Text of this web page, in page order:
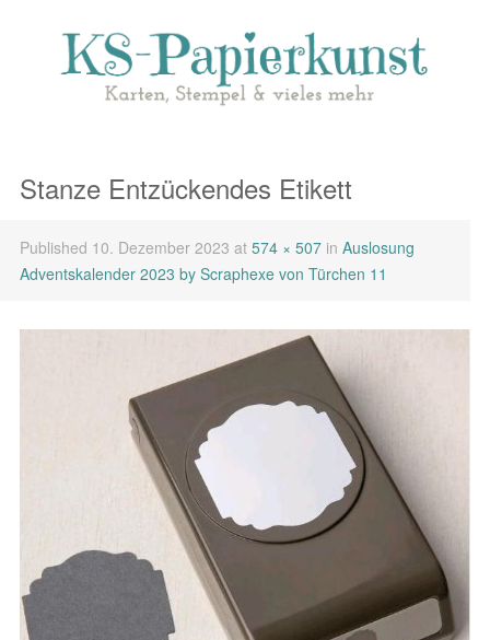
Stanze Entzückendes Etikett
Published 10. Dezember 2023 at 574 × 507 in Auslosung
Adventskalender 2023 by Scraphexe von Türchen 11